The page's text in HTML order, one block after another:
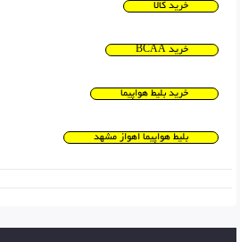
خرید کالا
خرید BCAA
خرید بلیط هواپیما
بلیط هواپیما اهواز مشهد